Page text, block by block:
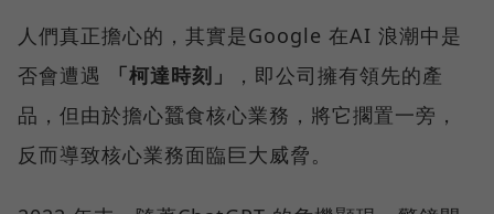
人們真正擔心的，其實是Google 在AI 浪潮中是
否會遭遇
「柯達時刻」
，即公司擁有領先的產
品，但由於擔心蠶食核心業務，將它擱置一旁，
反而導致核心業務面臨巨大威脅。